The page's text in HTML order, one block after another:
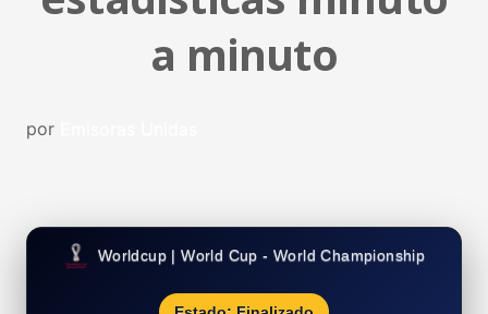
a minuto
por
Worldcup | World Cup - World Championship